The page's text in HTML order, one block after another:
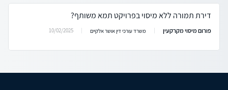
דירת תמורה ללא מיסוי בפרויקט תמא משותף?
פורום מיסוי מקרקעין משרד עורכי דין אושר אלקיים 10/02/2025